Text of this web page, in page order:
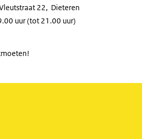
22, Dieteren
uur (tot 21.00 uur)